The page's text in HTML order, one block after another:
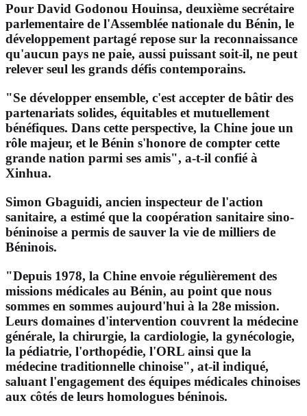
Pour David Godonou Houinsa, deuxième secrétaire
parlementaire de l'Assemblée nationale du Bénin, le
développement partagé repose sur la reconnaissance
qu'aucun pays ne paie, aussi puissant soit-il, ne peut
relever seul les grands défis contemporains.
"Se développer ensemble, c'est accepter de bâtir des
partenariats solides, équitables et mutuellement
bénéfiques. Dans cette perspective, la Chine joue un
rôle majeur, et le Bénin s'honore de compter cette
grande nation parmi ses amis", a-t-il confié à
Xinhua.
Simon Gbaguidi, ancien inspecteur de l'action
sanitaire, a estimé que la coopération sanitaire sino-
béninoise a permis de sauver la vie de milliers de
Béninois.
"Depuis 1978, la Chine envoie régulièrement des
missions médicales au Bénin, au point que nous
sommes en sommes aujourd'hui à la 28e mission.
Leurs domaines d'intervention couvrent la médecine
générale, la chirurgie, la cardiologie, la gynécologie,
la pédiatrie, l'orthopédie, l'ORL ainsi que la
médecine traditionnelle chinoise", at-il indiqué,
saluant l'engagement des équipes médicales chinoises
aux côtés de leurs homologues béninois.